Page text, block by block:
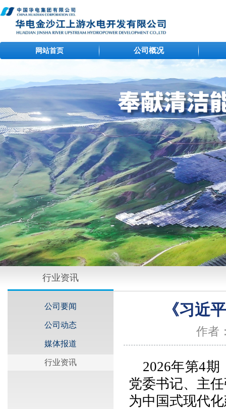
网站首页 公司概况
行业资讯
公司要闻
公司动态
媒体报道
行业资讯
《习近
作者
2026年第4
党委书记、主
为中国式现代